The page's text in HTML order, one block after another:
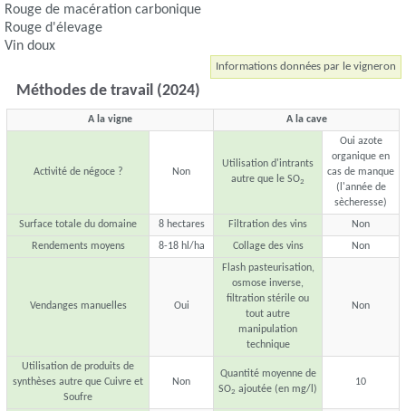
Rouge de macération carbonique
Rouge d'élevage
Vin doux
Informations données par le vigneron
Méthodes de travail (2024)
A la vigne A la cave
Activité de négoce ? Non
Utilisation d'intrants
autre que le SO2
Oui azote
organique en
cas de manque
(l'année de
sècheresse)
Surface totale du domaine
8 hectares Filtration des vins
Non
Rendements moyens
8-18 hl/ha Collage des vins Non
Vendanges manuelles Oui
Flash pasteurisation,
osmose inverse,
filtration stérile ou
tout autre
manipulation
technique
Non
Utilisation de produits de
synthèses autre que Cuivre et
Soufre
Non
Quantité moyenne de
SO2 ajoutée (en mg/l)
10